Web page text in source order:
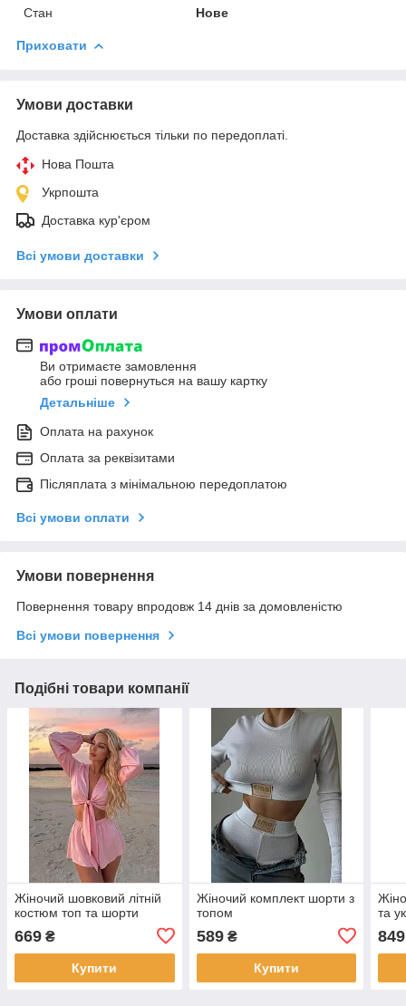
Стан Нове
Приховати
Умови доставки
Доставка здійснюється тільки по передоплаті.
Нова Пошта
Укрпошта
Доставка кур'єром
Всі умови доставки
Умови оплати
Ви отримаєте замовлення
або гроші повернуться на вашу картку
Детальніше
Оплата на рахунок
Оплата за реквізитами
Післяплата з мінімальною передоплатою
Всі умови оплати
Умови повернення
Повернення товару впродовж 14 днів за домовленістю
Всі умови повернення
Подібні товари компанії
Жіночий шовковий літній
костюм топ та шорти
669 ₴
Купити
Жіночий комплект шорти з
топом
589₴
Купити
та
849